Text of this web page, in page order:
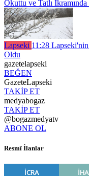
Okuttu ve Tatlı
Lapseki 11:28
Oldu
gazetelapseki
BEĞEN
GazeteLapseki
TAKİP ET
medyabogaz
TAKİP ET
@bogazmedyatv
ABONE OL
Resmî İlanlar